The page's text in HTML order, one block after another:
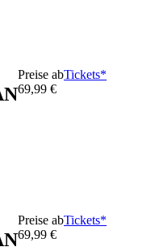
Preise ab
69,99 €
Tickets*
Preise ab
69,99 €
Tickets*